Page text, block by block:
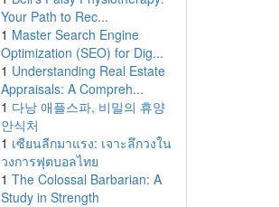
Your Path to Rec...
1 Master Search Engine
Optimization (SEO) for Dig...
1 Understanding Real Estate
Appraisals: A Compreh...
1 다낭 애플스파, 비밀의 휴양
안식처
1 เซียนลีกมาแรง: เจาะลึกวงใน
วงการฟุตบอลไทย
1 The Colossal Barbarian: A
Study in Strength